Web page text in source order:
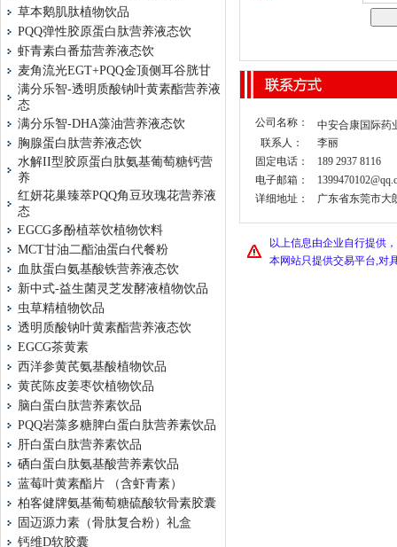
草本鹅肌肽植物饮品
PQQ弹性胶原蛋白肽营养液态饮
虾青素白番茄营养液态饮
麦角流光EGT+PQQ金顶侧耳谷胱甘
满分乐智-透明质酸钠叶黄素酯营养液
态
满分乐智-DHA藻油营养液态饮
胸腺蛋白肽营养液态饮
水解II型胶原蛋白肽氨基葡萄糖钙营
养
红妍花巢臻萃PQQ角豆玫瑰花营养液
态
EGCG多酚植萃饮植物饮料
MCT甘油二酯油蛋白代餐粉
血肽蛋白氨基酸铁营养液态饮
新中式-益生菌灵芝发酵液植物饮品
虫草精植物饮品
透明质酸钠叶黄素酯营养液态饮
EGCG茶黄素
西洋参黄芪氨基酸植物饮品
黄芪陈皮姜枣饮植物饮品
脑白蛋白肽营养素饮品
PQQ岩藻多糖脾白蛋白肽营养素饮品
肝白蛋白肽营养素饮品
硒白蛋白肽氨基酸营养素饮品
蓝莓叶黄素酯片 （含虾青素）
柏客健牌氨基葡萄糖硫酸软骨素胶囊
固迈源力素（骨肽复合粉）礼盒
钙维D软胶囊
公司名称：
中安合康国际药
联系人：
李丽
固定电话：
189 2937 8116
电子邮箱：
详细地址：
广东省东莞市大
以上信息由企业自行提供
本网站只提供交易平台,对